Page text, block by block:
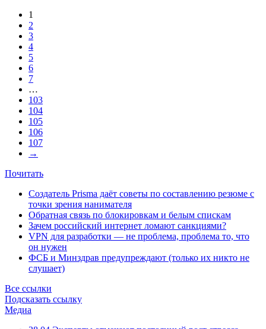
1
2
3
4
5
6
7
…
103
104
105
106
107
→
Почитать
Создатель Prisma даёт советы по составлению резюме с
точки зрения нанимателя
Обратная связь по блокировкам и белым спискам
Зачем российский интернет ломают санкциями?
VPN для разработки — не проблема, проблема то, что
он нужен
ФСБ и Минздрав предупреждают (только их никто не
слушает)
Все ссылки
Подсказать ссылку
Медиа